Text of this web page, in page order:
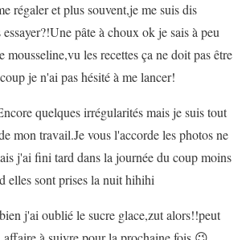
régaler et plus souvent,je me suis dis
pâte à choux ok je sais à peu
mousseline,vu les recettes ça ne doit pas être
je n'ai pas hésité à me lancer!
quelques irrégularités mais je suis tout
mon travail.Je vous l'accorde les photos ne
j'ai fini tard dans la journée du coup moins
elles sont prises la nuit hihihi
j'ai oublié le sucre glace,zut alors!!peut